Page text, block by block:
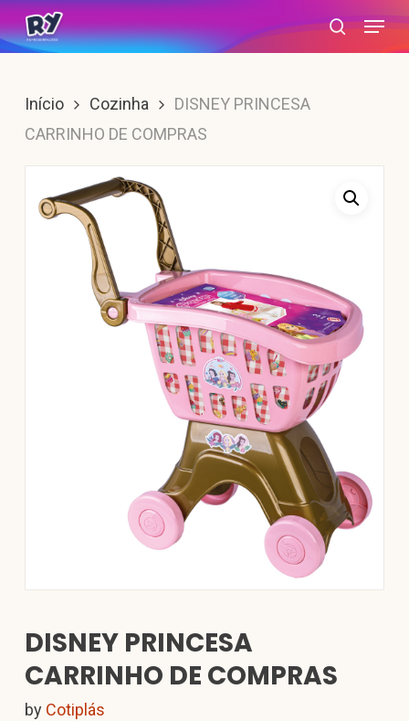
Skip
to
content
search
Menu
Início Cozinha
DISNEY PRINCESA
CARRINHO DE COMPRAS
DISNEY PRINCESA
CARRINHO DE COMPRAS
by Cotiplás